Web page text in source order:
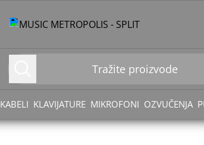
KABELI KLAVIJATURE MIKROFONI OZVUČENJA